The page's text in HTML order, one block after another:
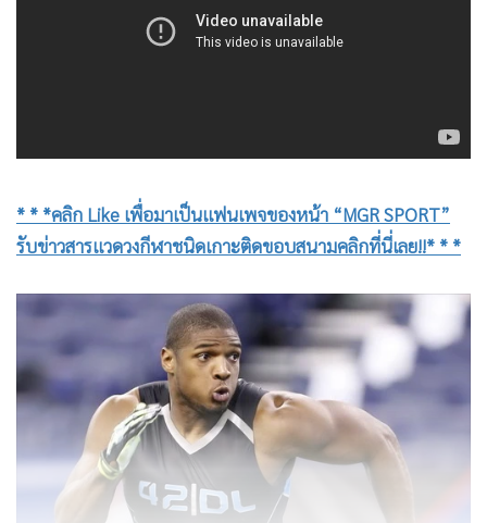
* * *คลิก Like เพื่อมาเป็นแฟนเพจของหน้า “MGR SPORT”
รับข่าวสารแวดวงกีฬาชนิดเกาะติดขอบสนามคลิกที่นี่เลย!!* * *